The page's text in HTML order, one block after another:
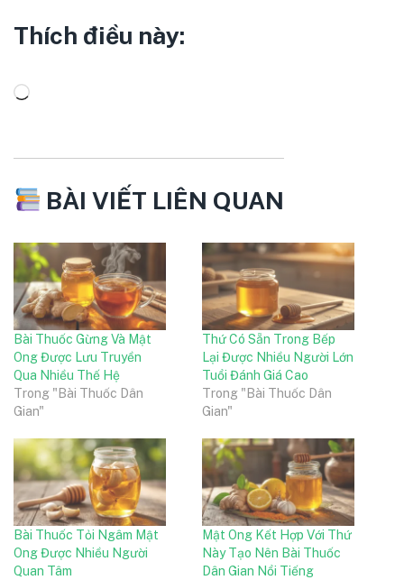
Thích điều này:
BÀI VIẾT LIÊN QUAN
Bài Thuốc Gừng Và Mật
Ong Được Lưu Truyền
Qua Nhiều Thế Hệ
Trong "Bài Thuốc Dân
Gian"
Thứ Có Sẵn Trong Bếp
Lại Được Nhiều Người Lớn
Tuổi Đánh Giá Cao
Trong "Bài Thuốc Dân
Gian"
Bài Thuốc Tỏi Ngâm Mật
Ong Được Nhiều Người
Quan Tâm
Mật Ong Kết Hợp Với Thứ
Này Tạo Nên Bài Thuốc
Dân Gian Nổi Tiếng